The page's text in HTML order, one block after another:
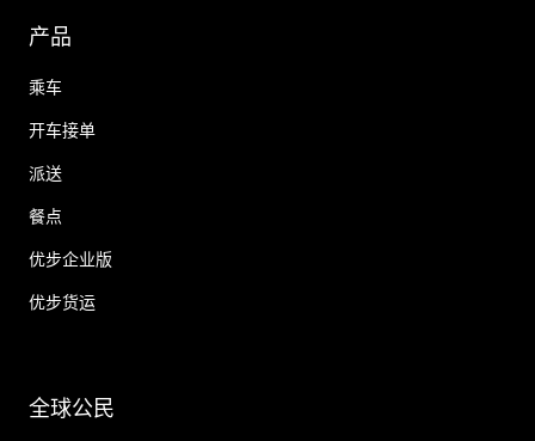
产品
乘车
开车接单
派送
餐点
优步企业版
优步货运
全球公民